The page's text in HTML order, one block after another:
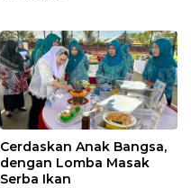
Cerdaskan Anak Bangsa,
dengan Lomba Masak
Serba Ikan